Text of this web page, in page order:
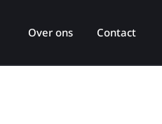
Over ons Contact